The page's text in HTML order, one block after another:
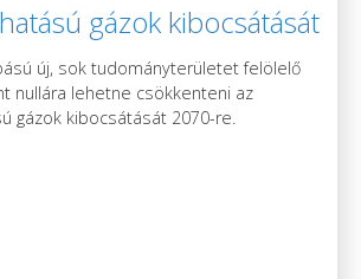
gázok kibocsátását
új kutatás szerint
új, sok tudományterületet felölelő
nullára lehetne csökkenteni az
gázok kibocsátását 2070-re.